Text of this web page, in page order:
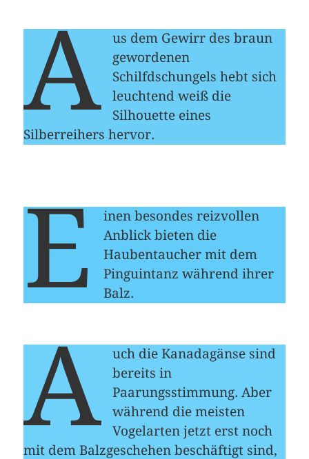
A
us dem Gewirr des braun
gewordenen
Schilfdschungels hebt sich
leuchtend weiß die
Silhouette eines
Silberreihers hervor.
E
inen besondes reizvollen
Anblick bieten die
Haubentaucher mit dem
Pinguintanz während ihrer
Balz.
A
uch die Kanadagänse sind
bereits in
Paarungsstimmung. Aber
während die meisten
Vogelarten jetzt erst noch
mit dem Balzgeschehen beschäftigt sind,